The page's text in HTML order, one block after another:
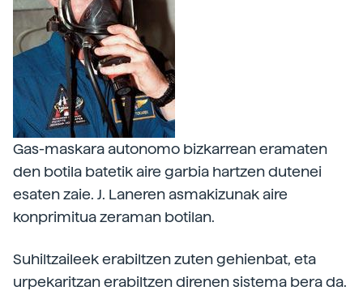
Gas-maskara autonomo bizkarrean eramaten
den botila batetik aire garbia hartzen dutenei
esaten zaie. J. Laneren asmakizunak aire
konprimitua zeraman botilan.
Suhiltzaileek erabiltzen zuten gehienbat, eta
urpekaritzan erabiltzen direnen sistema bera da.